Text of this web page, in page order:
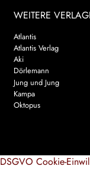
WEITERE
Atlantis
Atlantis Verlag
Aki
Dörlemann
Jung und Jung
Kampa
Oktopus
DSGVO Cookie-